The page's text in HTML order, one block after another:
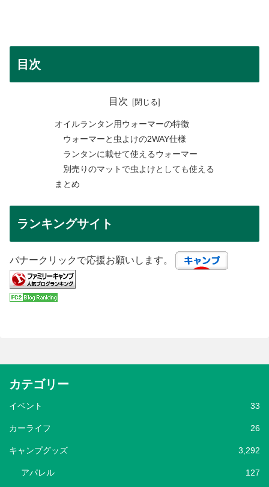
目次
目次
オイルランタン用ウォーマーの特徴
ウォーマーと虫よけの2WAY仕様
ランタンに載せて使えるウォーマー
別売りのマットで虫よけとしても使える
まとめ
ランキングサイト
バナークリックで応援お願いします。
カテゴリー
イベント 33
カーライフ 26
キャンプグッズ 3,292
アパレル 127